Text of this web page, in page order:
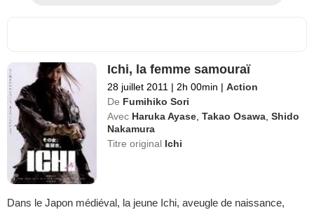
Ichi, la femme samouraï
28 juillet 2011 | 2h 00min | Action
De Fumihiko Sori
Avec Haruka Ayase ,Takao Osawa ,Shido
Nakamura
Titre original Ichi
Dans le Japon médiéval, la jeune Ichi, aveugle de naissance,